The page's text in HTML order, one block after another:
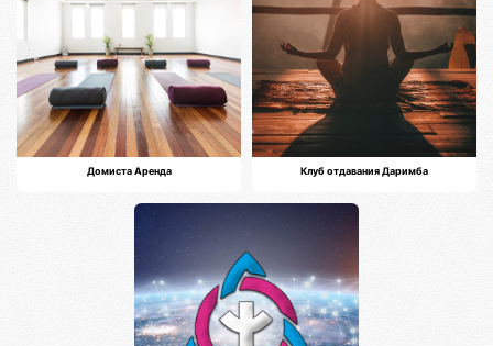
Домиста Аренда Клуб отдавания Даримба